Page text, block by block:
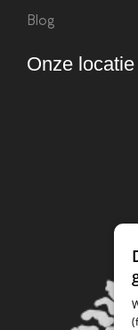
Blog
Onze locatie